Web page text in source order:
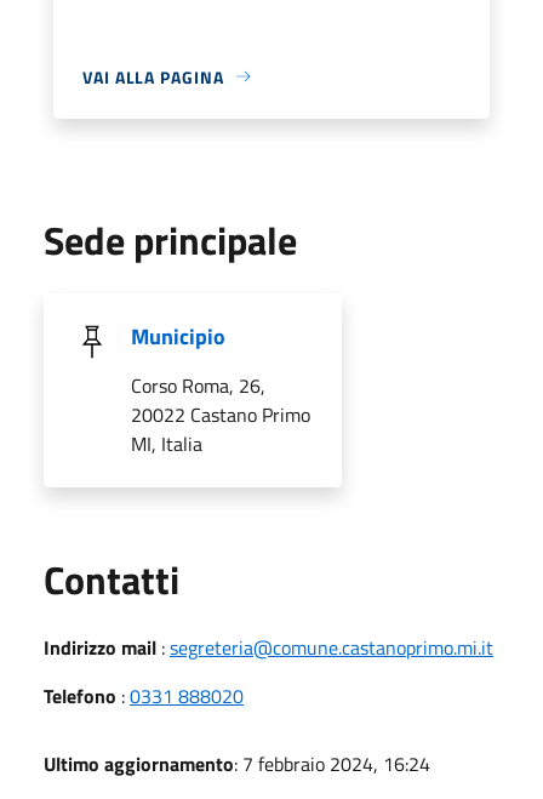
VAI ALLA PAGINA
Sede principale
Municipio
Corso Roma, 26,
20022 Castano Primo
MI, Italia
Contatti
Indirizzo mail :segreteria@comune.castanoprimo.mi.it
Telefono :0331 888020
Ultimo aggiornamento: 7 febbraio 2024, 16:24